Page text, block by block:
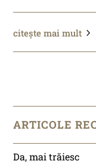
citește mai mult
ARTICOLE
Da, mai trăiesc